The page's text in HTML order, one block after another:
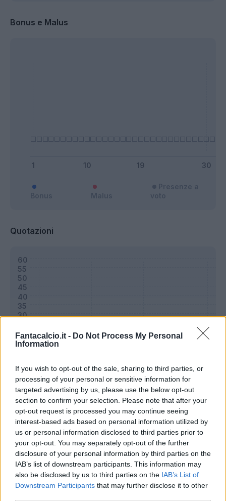
Fantacalcio.it - Do Not Process My Personal
Information
If you wish to opt-out of the sale, sharing to third parties, or
processing of your personal or sensitive information for
targeted advertising by us, please use the below opt-out
section to confirm your selection. Please note that after your
opt-out request is processed you may continue seeing
interest-based ads based on personal information utilized by
us or personal information disclosed to third parties prior to
your opt-out. You may separately opt-out of the further
disclosure of your personal information by third parties on the
IAB’s list of downstream participants. This information may
also be disclosed by us to third parties on the IAB’s List of
Downstream Participants that may further disclose it to other
Bonus e Malus
Quotazioni
Classic Mantra
Riepilogo stagione
Titolare 0 - 0%
Entrato 0 - 0 %
Squalificato